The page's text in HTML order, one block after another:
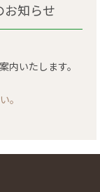
知らせ
内いたします。
。